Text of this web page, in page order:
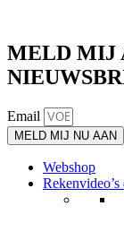
MELD MIJ
Email
MELD MIJ NU AAN
Webshop